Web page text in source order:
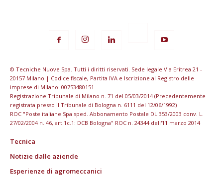
© Tecniche Nuove Spa. Tutti i diritti riservati. Sede legale Via Eritrea 21 -
20157 Milano | Codice fiscale, Partita IVA e Iscrizione al Registro delle
imprese di Milano: 00753480151
Registrazione Tribunale di Milano n. 71 del 05/03/2014 (Precedentemente
registrata presso il Tribunale di Bologna n. 6111 del 12/06/1992)
ROC "Poste italiane Spa sped. Abbonamento Postale DL 353/2003 conv. L.
27/02/2004 n. 46, art.1c.1: DCB Bologna" ROC n. 24344 dell'11 marzo 2014
Tecnica
Notizie dalle aziende
Esperienze di agromeccanici